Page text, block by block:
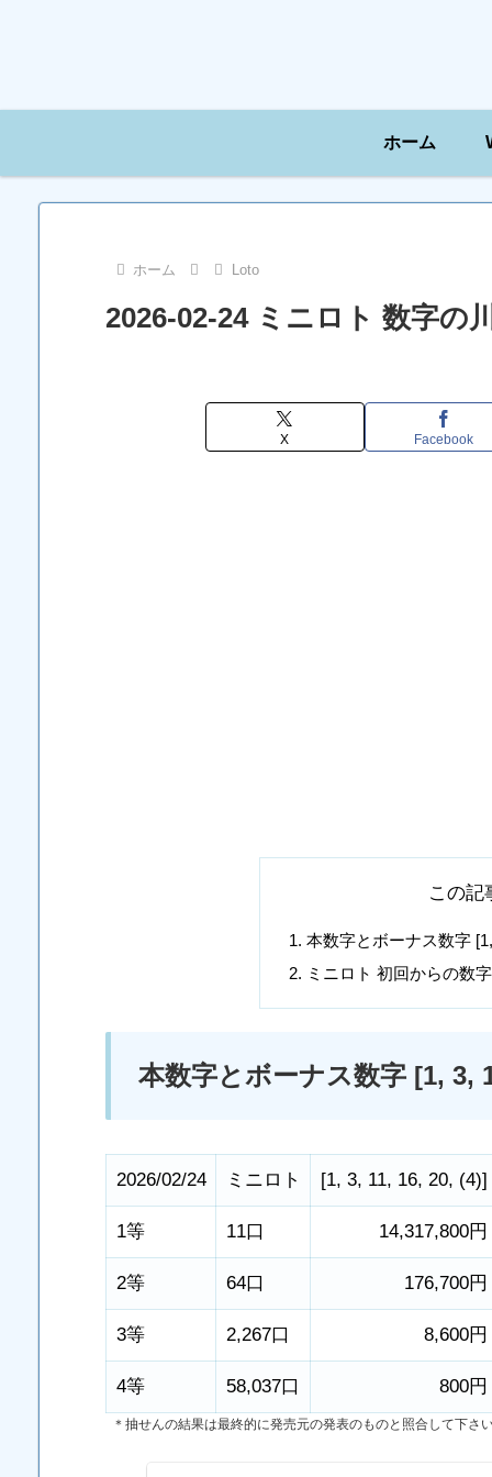
ホーム
ホーム Loto
2026-02-24 ミニロト 数字の
X Facebook
この記
本数字とボーナス数字
ミニロト 初回からの数
本数字とボーナス数字 [1, 3,
2026/02/24 ミニロト [1, 3, 11, 16, 20, (4)]
1等 11口 14,317,800円
2等 64口 176,700円
3等 2,267口 8,600円
4等 58,037口 800円
＊抽せんの結果は最終的に発売元の発表のものと照合して下さ